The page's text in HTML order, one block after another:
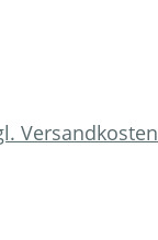
Versandkosten